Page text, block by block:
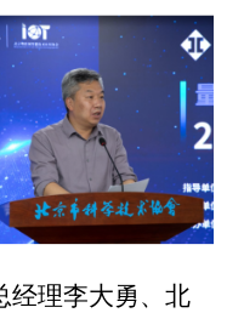
经理李大勇、北